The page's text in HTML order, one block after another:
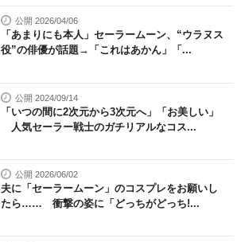
公開 2026/04/06
「あまりにも本人」セーラームーン、“ウラヌス
役”の俳優が話題→「これはあかん」「...
公開 2024/09/14
「いつの間に2次元から3次元へ」「お美しい」
人気セーラー戦士のガチリアルなコス...
公開 2026/06/02
夫に「セーラームーン」のコスプレをお願いし
たら…… 衝撃の姿に「どっちがどっち!...